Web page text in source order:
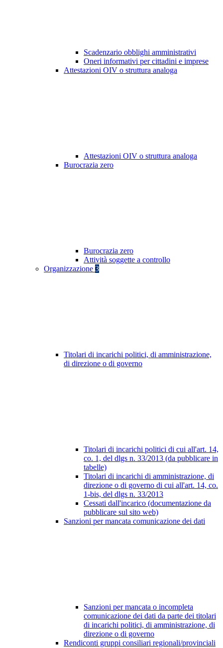
Scadenzario obblighi amministrativi
Oneri informativi per cittadini e imprese
Attestazioni OIV o struttura analoga
Attestazioni OIV o struttura analoga
Burocrazia zero
Burocrazia zero
Attività soggette a controllo
Organizzazione 3
Titolari di incarichi politici, di amministrazione,
di direzione o di governo
Titolari di incarichi politici di cui all'art. 14,
co. 1, del dlgs n. 33/2013 (da pubblicare in
tabelle)
Titolari di incarichi di amministrazione, di
direzione o di governo di cui all'art. 14, co.
1-bis, del dlgs n. 33/2013
Cessati dall'incarico (documentazione da
pubblicare sul sito web)
Sanzioni per mancata comunicazione dei dati
Sanzioni per mancata o incompleta
comunicazione dei dati da parte dei titolari
di incarichi politici, di amministrazione, di
direzione o di governo
Rendiconti gruppi consiliari regionali/provinciali